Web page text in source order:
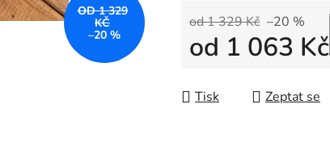
od 1 329 Kč –20 %
od 1 063 Kč
Tisk Zeptat se
OD 1 329
KČ
–20 %